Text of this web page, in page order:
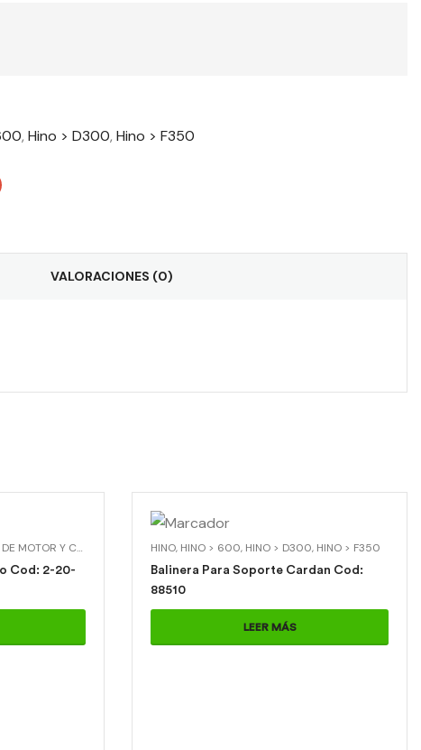
,Hino > D300,Hino > F350
VALORACIONES (0)
DE MOTOR Y CAJA > SOPORTE MOTOR DELANTERO
MOTOR Y CAJA SOPORTES DE MOTOR Y CAJA > SOP. MOTOR TRASERO RECTO
Cod: 2-20-
HINO, HINO > 600, HINO > D300, HINO > F350
Balinera Para Soporte Cardan Cod:
88510
LEER MÁS